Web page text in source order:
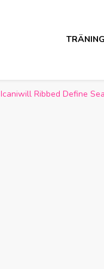
Icaniwill Ribbed Define